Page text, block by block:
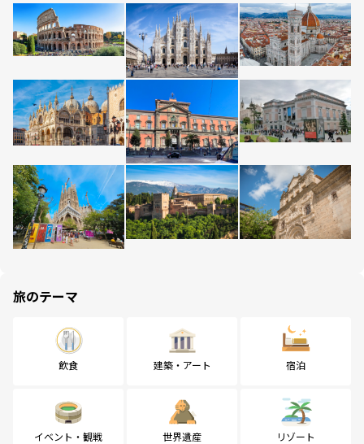
旅のテーマ
飲食 建築・アート 宿泊
イベント・観戦 世界遺産 リゾート